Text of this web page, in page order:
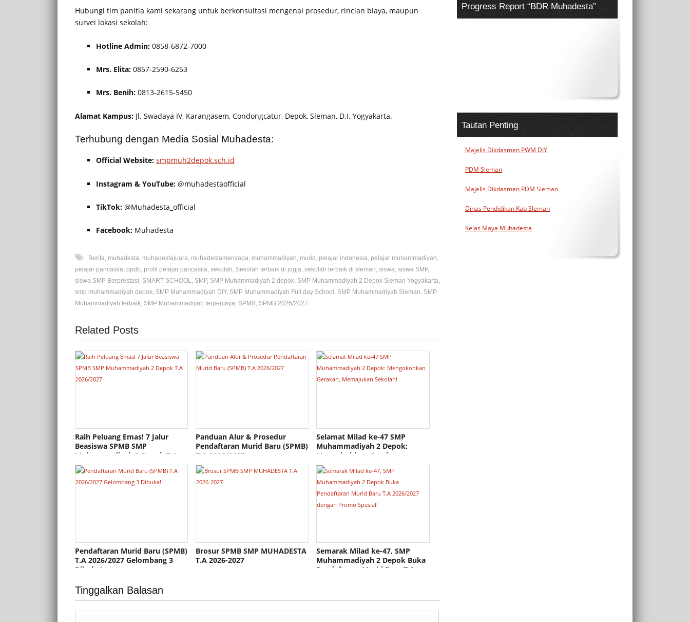
Hubungi tim panitia kami sekarang untuk berkonsultasi mengenai prosedur, rincian biaya, maupun
survei lokasi sekolah:
Hotline Admin:0858-6872-7000
Mrs. Elita:0857-2590-6253
Mrs. Benih:0813-2615-5450
Alamat Kampus:Jl. Swadaya IV, Karangasem, Condongcatur, Depok, Sleman, D.I. Yogyakarta.
Terhubung dengan Media Sosial Muhadesta:
Official Website: smpmuh2depok.sch.id
Instagram & YouTube:@muhadestaofficial
TikTok:@Muhadesta_official
Facebook:Muhadesta
Berita, muhadesta, muhadestajuara, muhadestamenyapa, muhammadiyah, murid, pelajar indonesia, pelajar muhammadiyah,
pelajar pancasila, ppdb, profil pelajar pancasila, sekolah, Sekolah terbaik di jogja, sekolah terbaik di sleman, siswa, siswa SMP,
siswa SMP Berprestasi, SMART SCHOOL, SMP, SMP Muhammadiyah 2 depok, SMP Muhammadiyah 2 Depok Sleman Yogyakarta,
smp muhammadiyah depok, SMP Muhammadiyah DIY, SMP Muhammadiyah Full day School, SMP Muhammadiyah Sleman, SMP
Muhammadiyah terbaik, SMP Muhammadiyah terpercaya, SPMB, SPMB 2026/2027
Related Posts
Raih Peluang Emas! 7 Jalur
Beasiswa SPMB SMP
Muhammadiyah 2 Depok T.A
2026/2027
Panduan Alur & Prosedur
Pendaftaran Murid Baru (SPMB)
T.A 2026/2027
Selamat Milad ke-47 SMP
Muhammadiyah 2 Depok:
Mengokohkan Gerakan,
Memajukan Sekolah!
Pendaftaran Murid Baru (SPMB)
T.A 2026/2027 Gelombang 3
Dibuka!
Brosur SPMB SMP MUHADESTA
T.A 2026-2027
Semarak Milad ke-47, SMP
Muhammadiyah 2 Depok Buka
Pendaftaran Murid Baru T.A
Tinggalkan Balasan
Progress Report “BDR Muhadesta”
Tautan Penting
Majelis Dikdasmen PWM DIY
PDM Sleman
Majelis Dikdasmen PDM Sleman
Dinas Pendidikan Kab Sleman
Kelas Maya Muhadesta